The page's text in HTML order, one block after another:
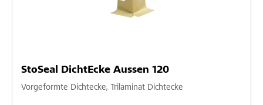
StoSeal DichtEcke Aussen 120
Vorgeformte Dichtecke, Trilaminat Dichtecke